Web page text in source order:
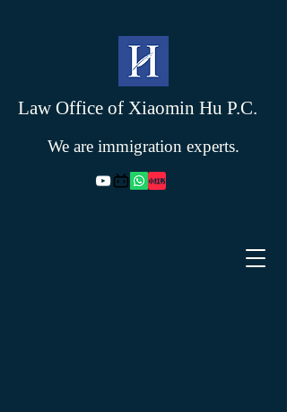
Law Office of Xiaomin Hu P.C.
We are immigration experts.